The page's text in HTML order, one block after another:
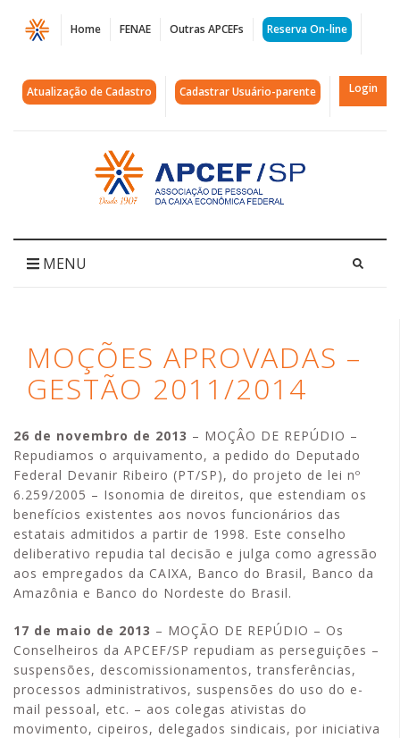
Página
Moções
aprovadas
Gestão
2011/2014
APCEF/SP
Home FENAE Outras APCEFs Reserva On-line
Atualização de Cadastro Cadastrar Usuário-parente Login
Acessar
página
inicial
MENU
MOÇÕES APROVADAS –
GESTÃO 2011/2014
26 de novembro de 2013 – MOÇÂO DE REPÚDIO –
Repudiamos o arquivamento, a pedido do Deputado
Federal Devanir Ribeiro (PT/SP), do projeto de lei nº
6.259/2005 – Isonomia de direitos, que estendiam os
benefícios existentes aos novos funcionários das
estatais admitidos a partir de 1998. Este conselho
deliberativo repudia tal decisão e julga como agressão
aos empregados da CAIXA, Banco do Brasil, Banco da
Amazônia e Banco do Nordeste do Brasil.
17 de maio de 2013 – MOÇÃO DE REPÚDIO – Os
Conselheiros da APCEF/SP repudiam as perseguições –
suspensões, descomissionamentos, transferências,
processos administrativos, suspensões do uso do e-
mail pessoal, etc. – aos colegas ativistas do
movimento, cipeiros, delegados sindicais, por iniciativa